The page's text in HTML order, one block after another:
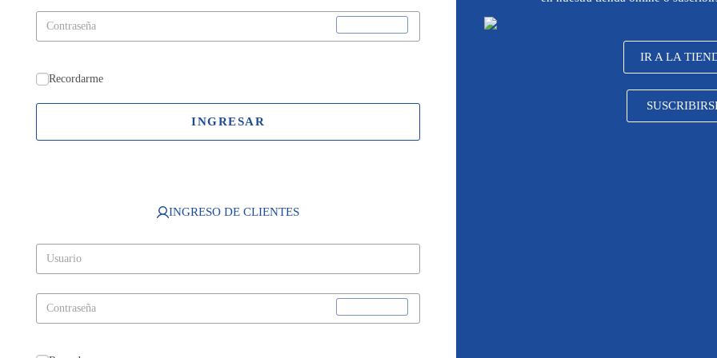
Recordarme
INGRESAR
IR A LA
INGRESO DE CLIENTES